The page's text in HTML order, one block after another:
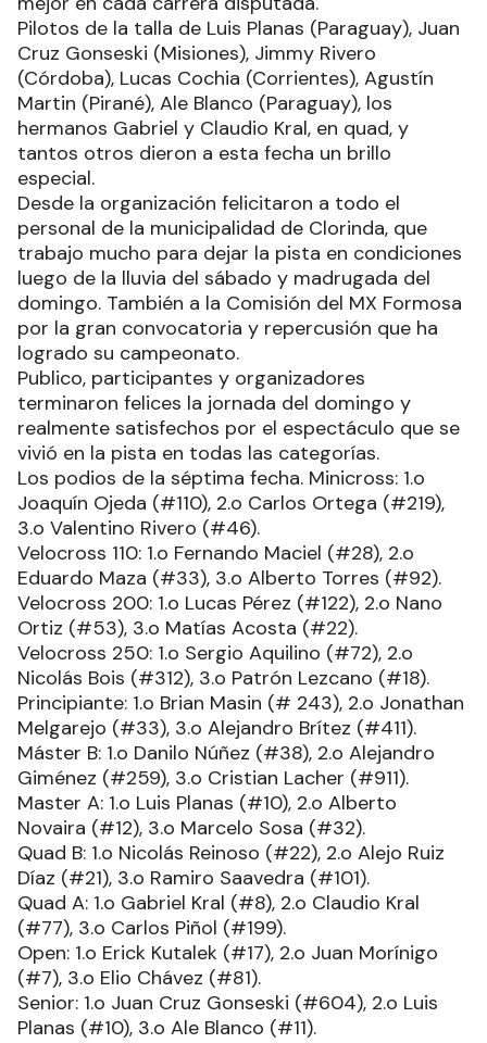
Pilotos de la talla de Luis Planas (Paraguay), Juan
Cruz Gonseski (Misiones), Jimmy Rivero
(Córdoba), Lucas Cochia (Corrientes), Agustín
Martin (Pirané), Ale Blanco (Paraguay), los
hermanos Gabriel y Claudio Kral, en quad, y
tantos otros dieron a esta fecha un brillo
especial.
Desde la organización felicitaron a todo el
personal de la municipalidad de Clorinda, que
trabajo mucho para dejar la pista en condiciones
luego de la lluvia del sábado y madrugada del
domingo. También a la Comisión del MX Formosa
por la gran convocatoria y repercusión que ha
logrado su campeonato.
Publico, participantes y organizadores
terminaron felices la jornada del domingo y
realmente satisfechos por el espectáculo que se
vivió en la pista en todas las categorías.
Los podios de la séptima fecha. Minicross: 1.o
Joaquín Ojeda (#110), 2.o Carlos Ortega (#219),
3.o Valentino Rivero (#46).
Velocross 110: 1.o Fernando Maciel (#28), 2.o
Eduardo Maza (#33), 3.o Alberto Torres (#92).
Velocross 200: 1.o Lucas Pérez (#122), 2.o Nano
Ortiz (#53), 3.o Matías Acosta (#22).
Velocross 250: 1.o Sergio Aquilino (#72), 2.o
Nicolás Bois (#312), 3.o Patrón Lezcano (#18).
Principiante: 1.o Brian Masin (# 243), 2.o Jonathan
Melgarejo (#33), 3.o Alejandro Brítez (#411).
Máster B: 1.o Danilo Núñez (#38), 2.o Alejandro
Giménez (#259), 3.o Cristian Lacher (#911).
Master A: 1.o Luis Planas (#10), 2.o Alberto
Novaira (#12), 3.o Marcelo Sosa (#32).
Quad B: 1.o Nicolás Reinoso (#22), 2.o Alejo Ruiz
Díaz (#21), 3.o Ramiro Saavedra (#101).
Quad A: 1.o Gabriel Kral (#8), 2.o Claudio Kral
(#77), 3.o Carlos Piñol (#199).
Open: 1.o Erick Kutalek (#17), 2.o Juan Morínigo
(#7), 3.o Elio Chávez (#81).
Senior: 1.o Juan Cruz Gonseski (#604), 2.o Luis
Planas (#10), 3.o Ale Blanco (#11).